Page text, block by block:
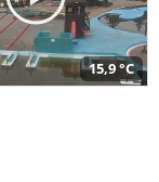
15,9 °C